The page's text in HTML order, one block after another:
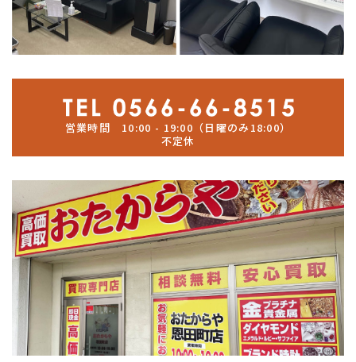
営業時間 10:00 - 19:00（日曜のみ18:00）
不定休